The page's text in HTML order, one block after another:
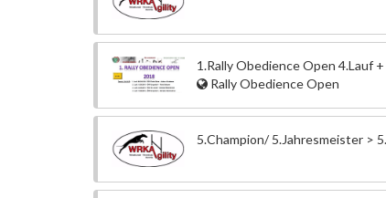
1.Rally Obedience Open 4.Lauf
Rally Obedience Open
5.Champion/ 5.Jahresmeister >